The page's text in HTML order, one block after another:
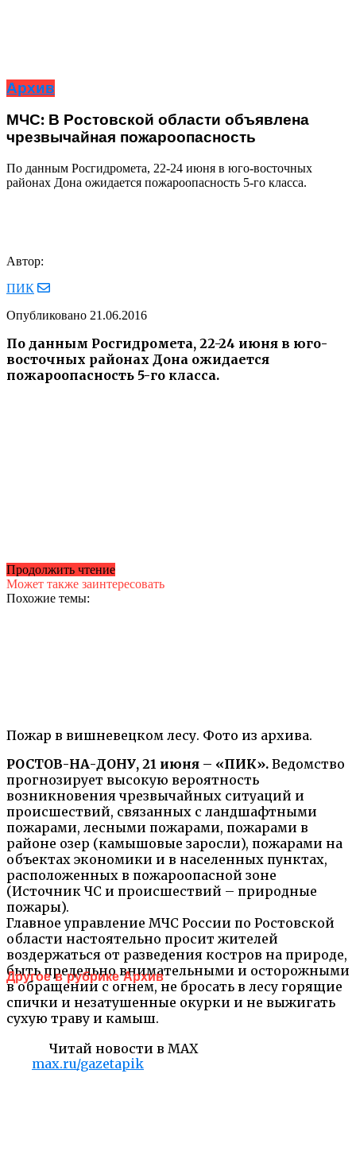
Архив
МЧС: В Ростовской области объявлена
чрезвычайная пожароопасность
По данным Росгидромета, 22-24 июня в юго-восточных
районах Дона ожидается пожароопасность 5-го класса.
Автор:
ПИК
Опубликовано 21.06.2016
По данным Росгидромета, 22-24 июня в юго-
восточных районах Дона ожидается
пожароопасность 5-го класса.
Пожар в вишневецком лесу. Фото из архива.
РОСТОВ-НА-ДОНУ, 21 июня – «ПИК». Ведомство
прогнозирует высокую вероятность
возникновения чрезвычайных ситуаций и
происшествий, связанных с ландшафтными
пожарами, лесными пожарами, пожарами в
районе озер (камышовые заросли), пожарами на
объектах экономики и в населенных пунктах,
расположенных в пожароопасной зоне
(Источник ЧС и происшествий – природные
пожары).
Главное управление МЧС России по Ростовской
области настоятельно просит жителей
воздержаться от разведения костров на природе,
быть предельно внимательными и осторожными
в обращении с огнем, не бросать в лесу горящие
спички и незатушенные окурки и не выжигать
сухую траву и камыш.
Читай новости в MAX
max.ru/gazetapik
Продолжить чтение
Может также заинтересовать
Похожие темы:
Другое в рубрике Архив